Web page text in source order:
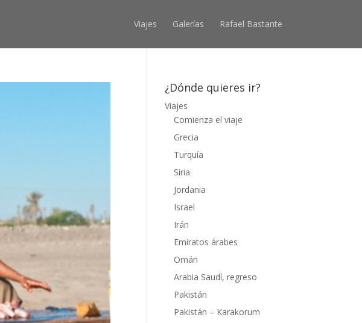
Viajes Galerías Rafael Bastante
¿Dónde quieres ir?
Viajes
Comienza el viaje
Grecia
Turquía
Siria
Jordania
Israel
Irán
Emiratos árabes
Omán
Arabia Saudí, regreso
Pakistán
Pakistán – Karakorum